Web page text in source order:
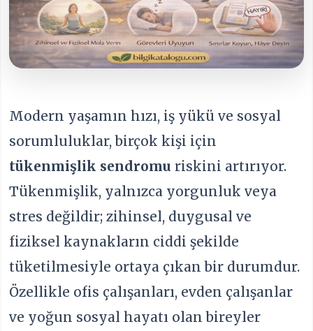
Modern yaşamın hızı, iş yükü ve sosyal
sorumluluklar, birçok kişi için
tükenmişlik sendromu riskini artırıyor.
Tükenmişlik, yalnızca yorgunluk veya
stres değildir; zihinsel, duygusal ve
fiziksel kaynakların ciddi şekilde
tüketilmesiyle ortaya çıkan bir durumdur.
Özellikle ofis çalışanları, evden çalışanlar
ve yoğun sosyal hayatı olan bireyler